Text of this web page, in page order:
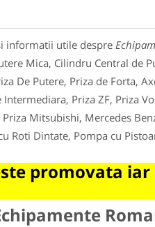
informatii utile despre
Mica, Cilindru Central de
De Putere, Priza de Forta,
Priza ZF, Priza
Mitsubishi, Mercedes
Roti Dintate, Pompa cu
promovata iar